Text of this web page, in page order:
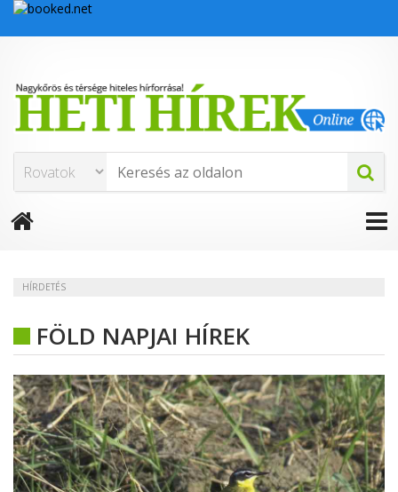
HÍRDETÉS
FÖLD NAPJAI HÍREK